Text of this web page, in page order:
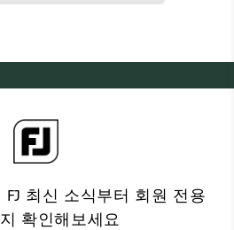
최신 소식부터 회원 전용
확인해보세요